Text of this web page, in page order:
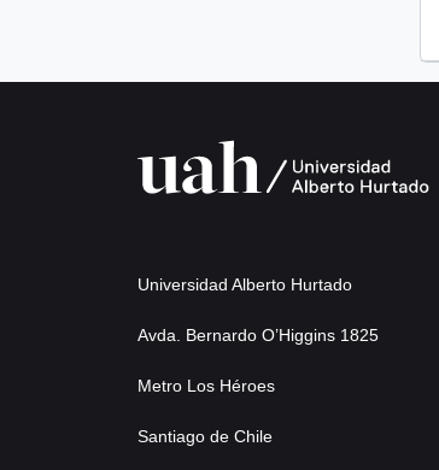
Universidad Alberto Hurtado
Avda. Bernardo O’Higgins 1825
Metro Los Héroes
Santiago de Chile